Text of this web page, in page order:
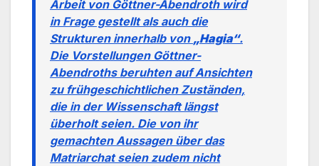
Arbeit von Göttner-Abendroth wird
in Frage gestellt als auch die
Strukturen innerhalb von „Hagia“.
Die Vorstellungen Göttner-
Abendroths beruhten auf Ansichten
zu frühgeschichtlichen Zuständen,
die in der Wissenschaft längst
überholt seien. Die von ihr
gemachten Aussagen über das
Matriarchat seien zudem nicht